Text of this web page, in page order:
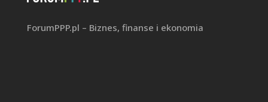
ForumPPP.pl – Biznes, finanse i ekonomia